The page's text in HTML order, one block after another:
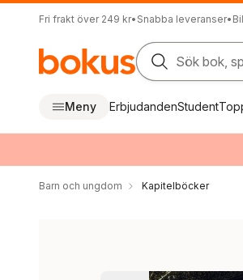
Fri frakt över 249 kr• Snabba leveranser•
Sök bok,
Meny ErbjudandenStudent
Barn och ungdom Kapitelböcker